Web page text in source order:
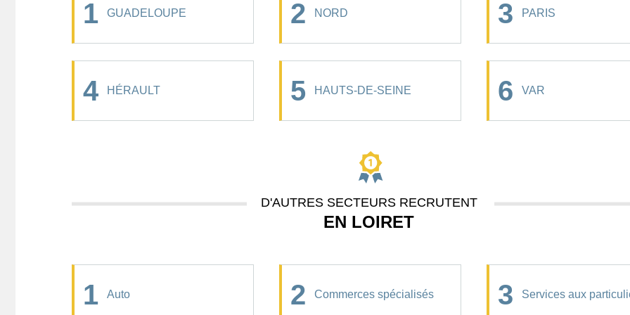
1 GUADELOUPE 2 NORD 3 PARIS
4 HÉRAULT 5 HAUTS-DE-SEINE 6 VAR
D'AUTRES SECTEURS RECRUTENT
EN LOIRET
1 Auto 2 Commerces spécialisés 3 Services aux